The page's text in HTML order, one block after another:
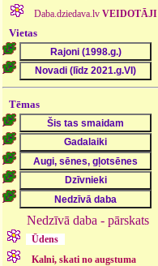
Daba.dziedava.lv VEIDOTĀJI
Vietas
Tēmas
Nedzīvā daba - pārskats
Ūdens
Kalni, skati no augstuma